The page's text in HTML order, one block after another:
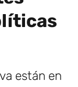
están en